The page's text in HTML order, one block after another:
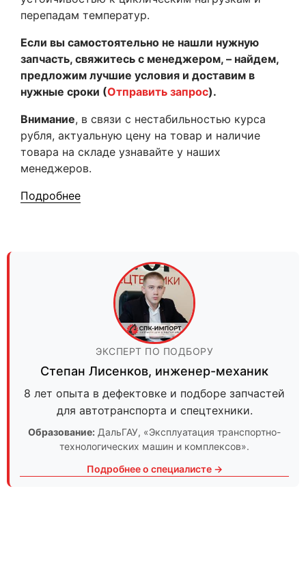
перепадам температур.
Если вы самостоятельно не нашли нужную
запчасть, свяжитесь с менеджером, – найдем,
предложим лучшие условия и доставим в
нужные сроки (Отправить запрос).
Внимание, в связи с нестабильностью курса
рубля, актуальную цену на товар и наличие
товара на складе узнавайте у наших
менеджеров.
Подробнее
ЭКСПЕРТ ПО ПОДБОРУ
Степан Лисенков, инженер-механик
8 лет опыта в дефектовке и подборе запчастей
для автотранспорта и спецтехники.
Образование: ДальГАУ, «Эксплуатация транспортно-
технологических машин и комплексов».
Подробнее о специалисте →